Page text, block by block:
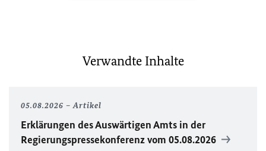
Verwandte Inhalte
05.08.2026 Artikel
Erklärungen des Auswärtigen Amts in der
Regierungspressekonferenz vom 05.08.2026